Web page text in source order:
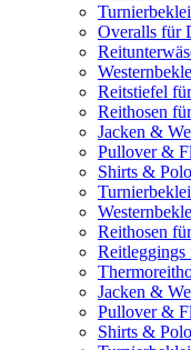
Overalls für
Reitstiefel
Reithosen
Jacken &
Pullover &
Shirts &
Reithosen
Jacken &
Pullover &
Shirts &